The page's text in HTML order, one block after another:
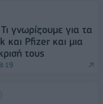
γνωρίζουμε για τα
και Pfizer και μια
τους